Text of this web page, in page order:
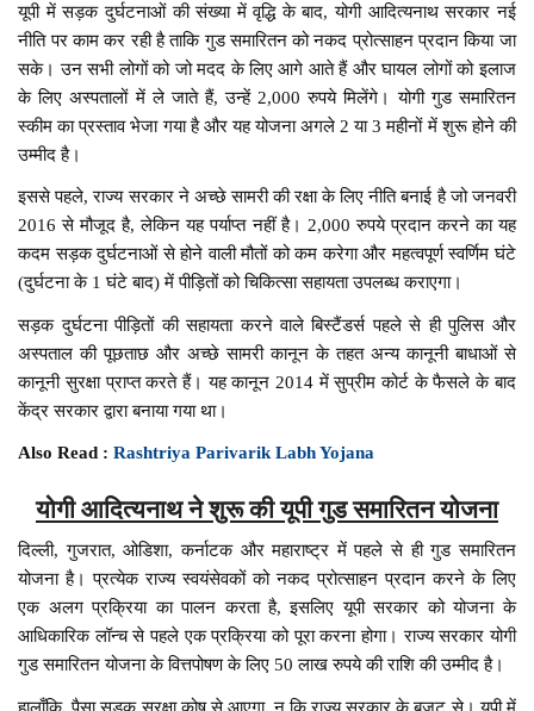
यूपी में सड़क दुर्घटनाओं की संख्या में वृद्धि के बाद, योगी आदित्यनाथ सरकार नई
नीति पर काम कर रही है ताकि गुड समारितन को नकद प्रोत्साहन प्रदान किया जा
सके। उन सभी लोगों को जो मदद के लिए आगे आते हैं और घायल लोगों को इलाज
के लिए अस्पतालों में ले जाते हैं, उन्हें 2,000 रुपये मिलेंगे। योगी गुड समारितन
स्कीम का प्रस्ताव भेजा गया है और यह योजना अगले 2 या 3 महीनों में शुरू होने की
उम्मीद है।
इससे पहले, राज्य सरकार ने अच्छे सामरी की रक्षा के लिए नीति बनाई है जो जनवरी
2016 से मौजूद है, लेकिन यह पर्याप्त नहीं है। 2,000 रुपये प्रदान करने का यह
कदम सड़क दुर्घटनाओं से होने वाली मौतों को कम करेगा और महत्वपूर्ण स्वर्णिम घंटे
(दुर्घटना के 1 घंटे बाद) में पीड़ितों को चिकित्सा सहायता उपलब्ध कराएगा।
सड़क दुर्घटना पीड़ितों की सहायता करने वाले बिस्टैंडर्स पहले से ही पुलिस और
अस्पताल की पूछताछ और अच्छे सामरी कानून के तहत अन्य कानूनी बाधाओं से
कानूनी सुरक्षा प्राप्त करते हैं। यह कानून 2014 में सुप्रीम कोर्ट के फैसले के बाद
केंद्र सरकार द्वारा बनाया गया था।
Also Read :Rashtriya Parivarik Labh Yojana
योगी आदित्यनाथ ने शुरू की यूपी गुड समारितन योजना
दिल्ली, गुजरात, ओडिशा, कर्नाटक और महाराष्ट्र में पहले से ही गुड समारितन
योजना है। प्रत्येक राज्य स्वयंसेवकों को नकद प्रोत्साहन प्रदान करने के लिए
एक अलग प्रक्रिया का पालन करता है, इसलिए यूपी सरकार को योजना के
आधिकारिक लॉन्च से पहले एक प्रक्रिया को पूरा करना होगा। राज्य सरकार योगी
गुड समारितन योजना के वित्तपोषण के लिए 50 लाख रुपये की राशि की उम्मीद है।
हालाँकि, पैसा सड़क सुरक्षा कोष से आएगा, न कि राज्य सरकार के बजट से। यूपी में